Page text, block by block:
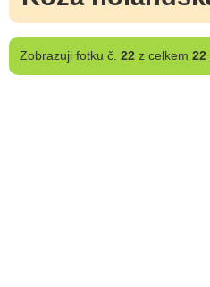
Zobrazujifotku č. 22 z celkem 22